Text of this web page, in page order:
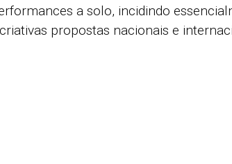
a solo, incidindo
propostas nacionais e